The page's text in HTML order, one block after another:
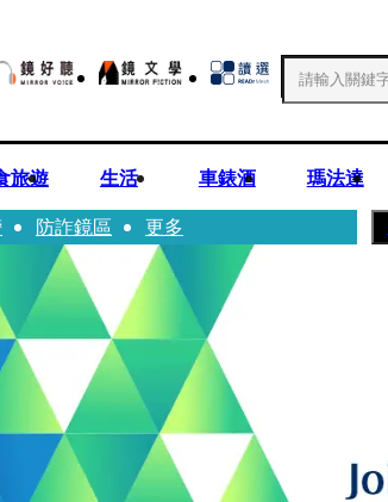
旅遊 生活 車錶酒 瑪法達
防詐鏡區 更多